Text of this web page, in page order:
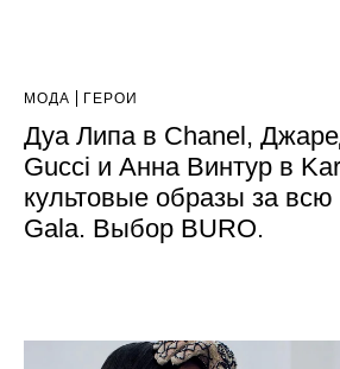
МОДА ГЕРОИ
Дуа Липа в Chanel,
Gucci и Анна Винтур в
культовые образы за
Gala. Выбор BURO.